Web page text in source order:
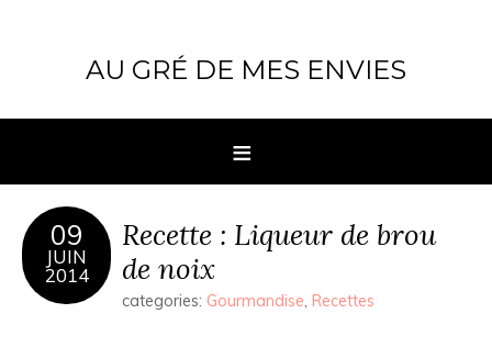
AU GRÉ DE MES ENVIES
09
JUIN
2014
Recette : Liqueur de brou
de noix
categories: Gourmandise, Recettes